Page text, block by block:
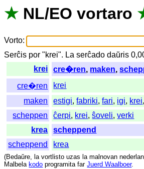
★ NL/EO vortaro
Vorto:
Serĉis por "krei". La serĉado daŭris
krei
cre�ren, maken,
cre�ren
krei
maken
estigi,fabriki,fari, igi, krei,
scheppen
ĉerpi, krei,ŝoveli,verki
krea
scheppend
scheppend
krea
(Bedaŭre, la vortlisto uzas la malnovan
Malbela kodo programita far Juerd Waalboer.